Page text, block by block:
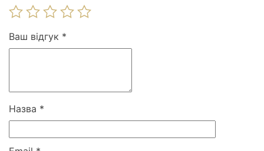
Ваш відгук *
Назва *